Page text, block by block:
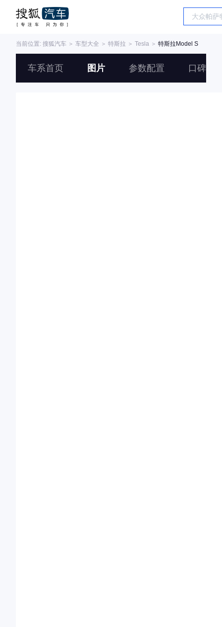
当前位置: 搜狐汽车 ＞ 车型大全 ＞ 特斯拉 ＞ Tesla ＞ 特斯拉Model S
车系首页 图片 参数配置 口碑